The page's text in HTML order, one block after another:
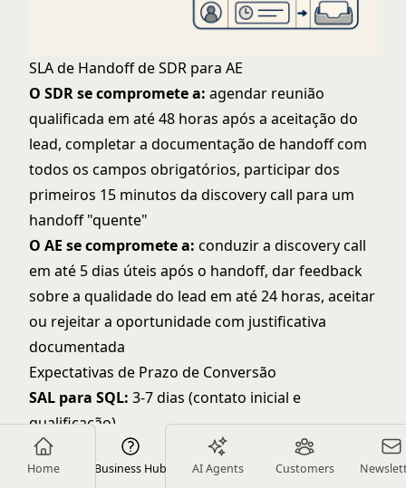
Home Business Hub AI Agents Customers
SLA de Handoff de SDR para AE
O SDR se compromete a: agendar reunião
qualificada em até 48 horas após a aceitação do
lead, completar a documentação de handoff com
todos os campos obrigatórios, participar dos
primeiros 15 minutos da discovery call para um
handoff "quente"
O AE se compromete a: conduzir a discovery call
em até 5 dias úteis após o handoff, dar feedback
sobre a qualidade do lead em até 24 horas, aceitar
ou rejeitar a oportunidade com justificativa
documentada
Expectativas de Prazo de Conversão
SAL para SQL: 3-7 dias (contato inicial e
qualificação)
SQL para Discovery:
5-10 dias (reunião agendada
e realizada)